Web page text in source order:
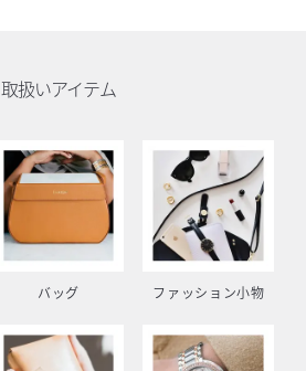
取扱いアイテム
バッグ ファッション小物